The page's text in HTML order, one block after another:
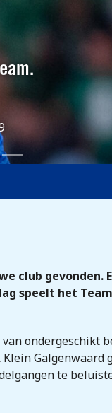
club gevonden.
speelt het Team
ondergeschikt
Galgenwaard
te